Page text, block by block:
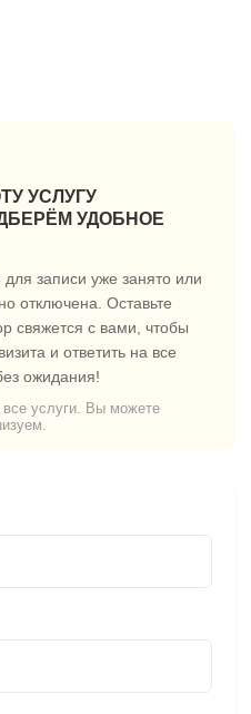
УСЛУГУ
УДОБНОЕ
записи уже занято или
отключена. Оставьте
свяжется с вами, чтобы
и ответить на все
ожидания!
все услуги. Вы можете